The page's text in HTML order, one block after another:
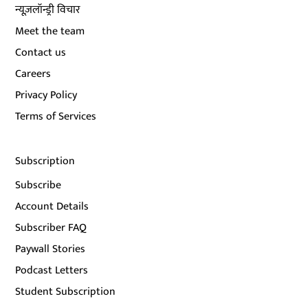
न्यूज़लॉन्ड्री विचार
Meet the team
Contact us
Careers
Privacy Policy
Terms of Services
Subscription
Subscribe
Account Details
Subscriber FAQ
Paywall Stories
Podcast Letters
Student Subscription